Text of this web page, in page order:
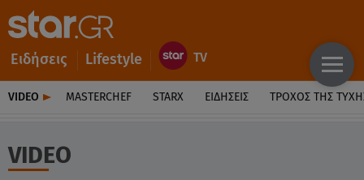
Ειδήσεις Lifestyle
VIDEO MASTERCHEF STARX ΕΙΔΉΣΕΙΣ ΤΡΟΧΌΣ ΤΗΣ
VIDEO